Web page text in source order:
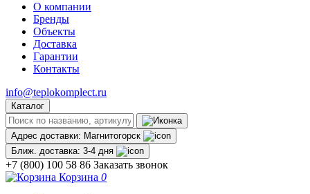
О компании
Бренды
Объекты
Доставка
Гарантии
Контакты
info@teplokomplect.ru
Каталог
Адрес доставки: Магнитогорск
Ближ. доставка: 3-4 дня
+7 (800) 100 58 86 Заказать звонок
Корзина 0